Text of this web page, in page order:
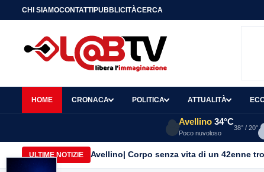
CHI SIAMOCONTATTIPUBBLICITÀCERCA
HOME CRONACA POLITICA ATTUALITÀ
Avellino 34°C
Poco nuvoloso
38° / 20°
ULTIME NOTIZIE Avellino| Corpo senza vita di un 42enne